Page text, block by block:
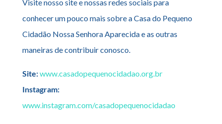
Visite nosso site e nossas redes sociais para
conhecer um pouco mais sobre a Casa do Pequeno
Cidadão Nossa Senhora Aparecida e as outras
maneiras de contribuir conosco.
Site:www.casadopequenocidadao.org.br
Instagram:
www.instagram.com/casadopequenocidadao